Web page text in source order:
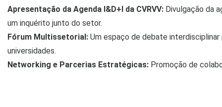
Apresentação da Agenda I&D+I da CVRVV: Divulgação da
um inquérito junto do setor.
Fórum Multissetorial: Um espaço de debate
universidades.
Networking e Parcerias Estratégicas: Promoção de